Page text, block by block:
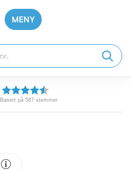
handlekurv
MENY
Basert på 587 stemmer